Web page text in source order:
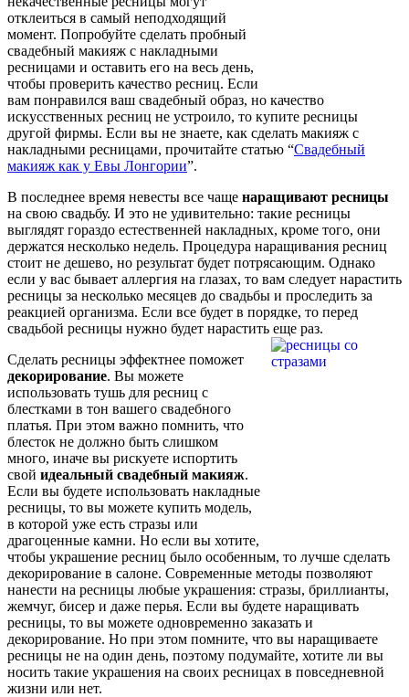
отклеиться в самый неподходящий
момент. Попробуйте сделать пробный
свадебный макияж с накладными
ресницами и оставить его на весь день,
чтобы проверить качество ресниц. Если
вам понравился ваш свадебный образ, но качество
искусственных ресниц не устроило, то купите ресницы
другой фирмы. Если вы не знаете, как сделать макияж с
накладными ресницами, прочитайте статью “Свадебный
макияж как у Евы Лонгории”.
В последнее время невесты все чаще наращивают ресницы
на свою свадьбу. И это не удивительно: такие ресницы
выглядят гораздо естественней накладных, кроме того, они
держатся несколько недель. Процедура наращивания ресниц
стоит не дешево, но результат будет потрясающим. Однако
если у вас бывает аллергия на глазах, то вам следует нарастить
ресницы за несколько месяцев до свадьбы и проследить за
реакцией организма. Если все будет в порядке, то перед
свадьбой ресницы нужно будет нарастить еще раз.
Сделать ресницы эффектнее поможет
декорирование. Вы можете
использовать тушь для ресниц с
блестками в тон вашего свадебного
платья. При этом важно помнить, что
блесток не должно быть слишком
много, иначе вы рискуете испортить
свой идеальный свадебный макияж.
Если вы будете использовать накладные
ресницы, то вы можете купить модель,
в которой уже есть стразы или
драгоценные камни. Но если вы хотите,
чтобы украшение ресниц было особенным, то лучше сделать
декорирование в салоне. Современные методы позволяют
нанести на ресницы любые украшения: стразы, бриллианты,
жемчуг, бисер и даже перья. Если вы будете наращивать
ресницы, то вы можете одновременно заказать и
декорирование. Но при этом помните, что вы наращиваете
ресницы не на один день, поэтому подумайте, хотите ли вы
носить такие украшения на своих ресницах в повседневной
жизни или нет.